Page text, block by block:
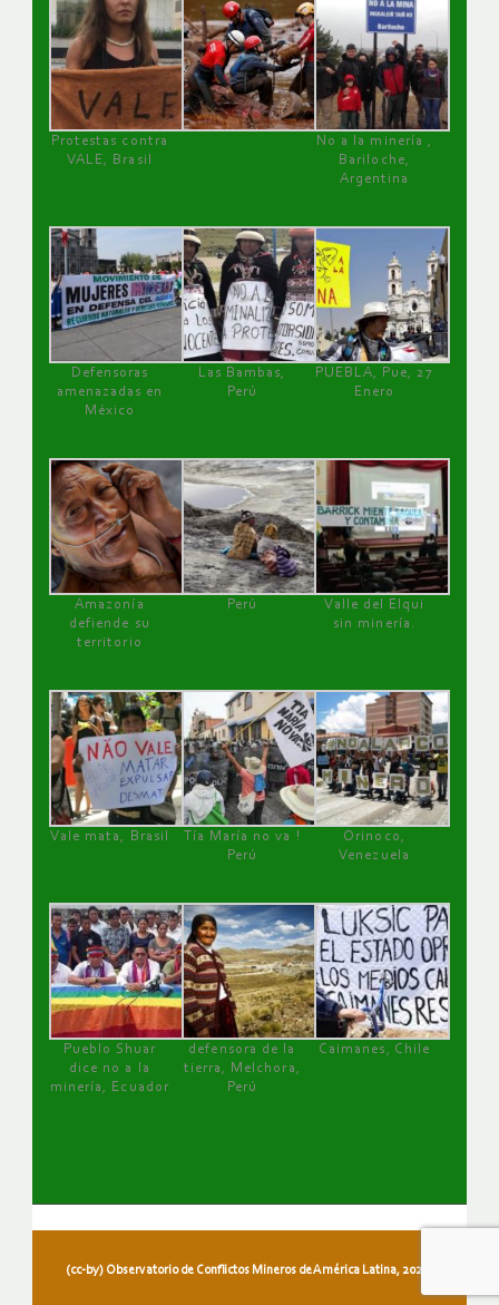
Protestas contra
VALE, Brasil
No a la minería ,
Bariloche,
Argentina
Defensoras
amenazadas en
México
Las Bambas,
Perú
PUEBLA, Pue, 27
Enero
Amazonía
defiende su
territorio
Perú
Valle del Elqui
sin minería.
Vale mata, Brasil
Tía María no va !
Perú
Orinoco,
Venezuela
Pueblo Shuar
dice no a la
minería, Ecuador
defensora de la
tierra, Melchora,
Perú
Caimanes, Chile
(cc-by) Observatorio de Conflictos Mineros de América Latina, 2026